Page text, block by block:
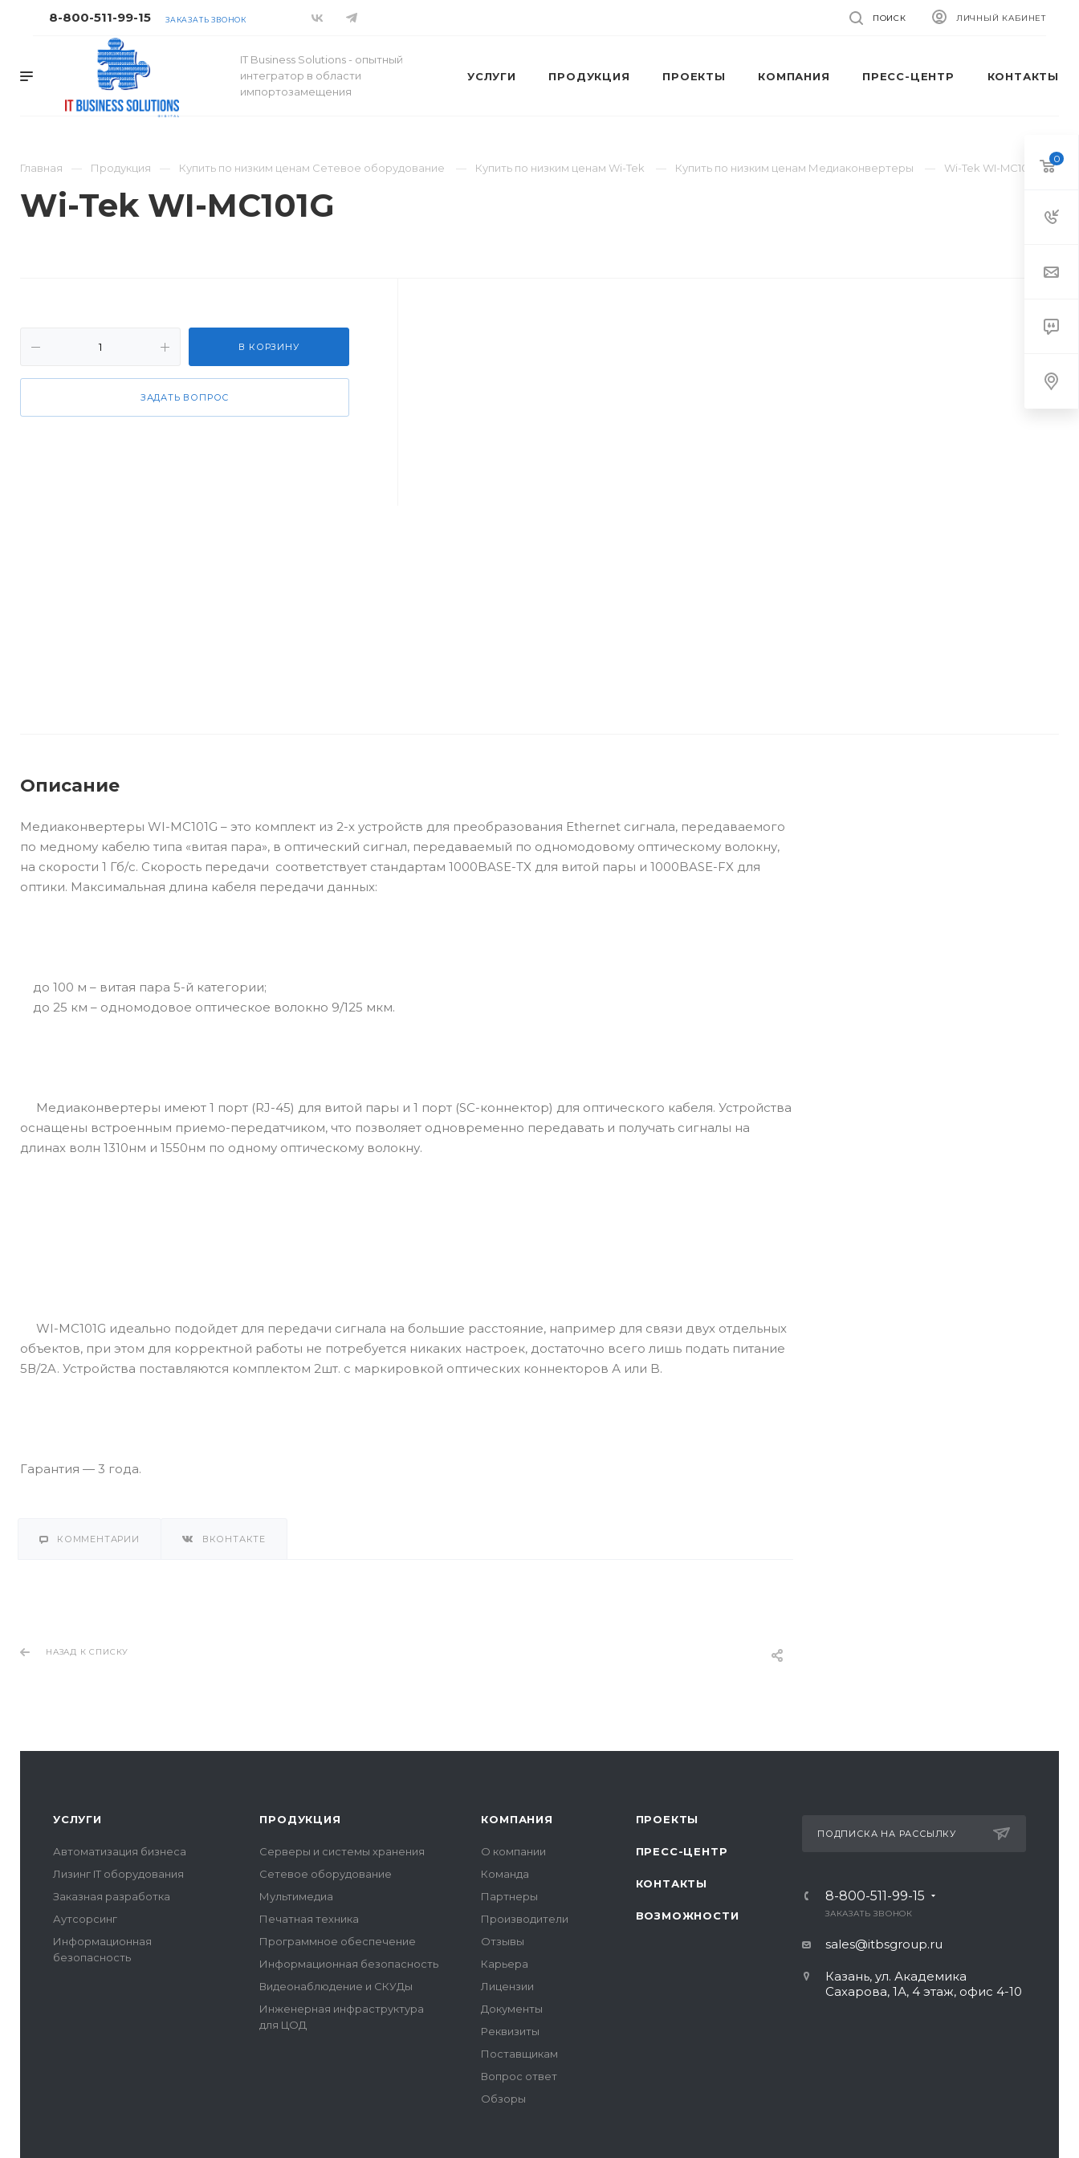
8-800-511-99-15 ЗАКАЗАТЬ ЗВОНОК ЛИЧНЫЙ КАБИНЕТ
ПОИСК
IT Business Solutions - опытный
интегратор в области
импортозамещения
УСЛУГИ ПРОДУКЦИЯ ПРОЕКТЫ КОМПАНИЯ ПРЕСС-ЦЕНТР КОНТАКТЫ
Главная Продукция Купить по низким ценам Сетевое оборудование Купить по низким ценам Wi-Tek Купить по низким ценам Медиаконвертеры Wi-Tek WI-MC101G
Wi-Tek WI-MC101G
В КОРЗИНУ
ЗАДАТЬ ВОПРОС
Описание
Медиаконвертеры WI-MC101G – это комплект из 2-х устройств для преобразования Ethernet сигнала, передаваемого
по медному кабелю типа «витая пара», в оптический сигнал, передаваемый по одномодовому оптическому волокну,
на скорости 1 Гб/с. Скорость передачи соответствует стандартам 1000BASE-TX для витой пары и 1000BASE-FX для
оптики. Максимальная длина кабеля передачи данных:
до 100 м – витая пара 5-й категории;
до 25 км – одномодовое оптическое волокно 9/125 мкм.
Медиаконвертеры имеют 1 порт (RJ-45) для витой пары и 1 порт (SC-коннектор) для оптического кабеля. Устройства
оснащены встроенным приемо-передатчиком, что позволяет одновременно передавать и получать сигналы на
длинах волн 1310нм и 1550нм по одному оптическому волокну.
WI-MC101G идеально подойдет для передачи сигнала на большие расстояние, например для связи двух отдельных
объектов, при этом для корректной работы не потребуется никаких настроек, достаточно всего лишь подать питание
5В/2A. Устройства поставляются комплектом 2шт. с маркировкой оптических коннекторов А или B.
Гарантия — 3 года.
КОММЕНТАРИИ ВКОНТАКТЕ
НАЗАД К СПИСКУ
УСЛУГИ
Автоматизация бизнеса
Лизинг IT оборудования
Заказная разработка
Аутсорсинг
Информационная
безопасность
ПРОДУКЦИЯ
Серверы и системы хранения
Сетевое оборудование
Мультимедиа
Печатная техника
Программное обеспечение
Информационная безопасность
Видеонаблюдение и СКУДы
Инженерная инфраструктура
для ЦОД
КОМПАНИЯ
О компании
Команда
Партнеры
Производители
Отзывы
Карьера
Лицензии
Документы
Реквизиты
Поставщикам
Вопрос ответ
Обзоры
ПРОЕКТЫ
ПРЕСС-ЦЕНТР
КОНТАКТЫ
ВОЗМОЖНОСТИ
ПОДПИСКА НА РАССЫЛКУ
8-800-511-99-15
ЗАКАЗАТЬ ЗВОНОК
sales@itbsgroup.ru
Казань, ул. Академика
Сахарова, 1А, 4 этаж, офис 4-10
0